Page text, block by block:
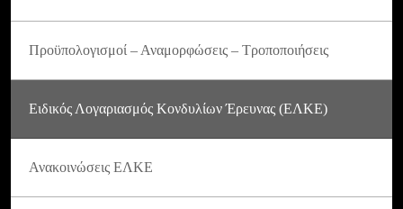
Προϋπολογισμοί – Αναμορφώσεις – Τροποποιήσεις
Ειδικός Λογαριασμός Κονδυλίων Έρευνας (ΕΛΚΕ)
Ανακοινώσεις ΕΛΚΕ